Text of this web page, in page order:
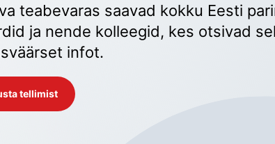
teabevaras saavad kokku Eesti
ja nende kolleegid, kes otsivad
infot.
tellimist